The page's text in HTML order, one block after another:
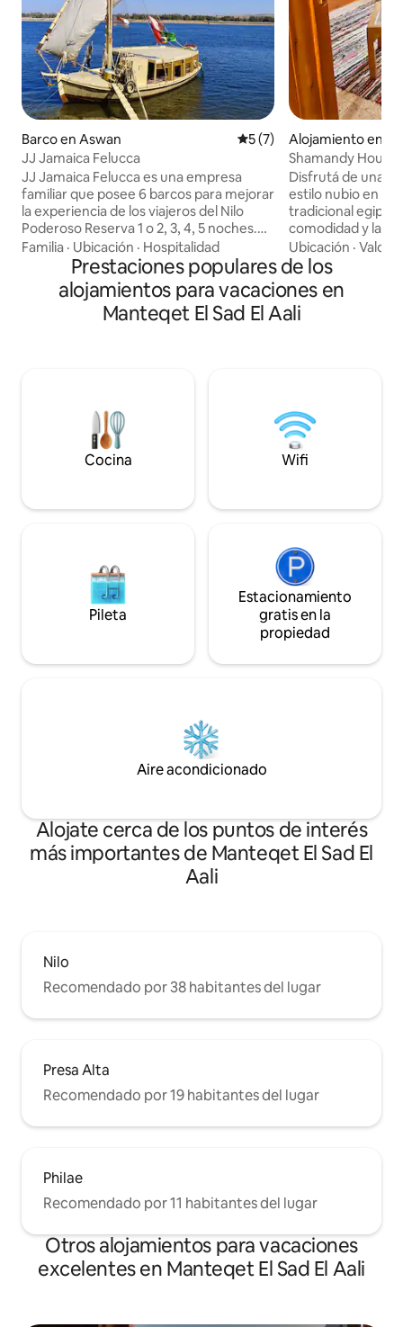
Barco en Aswan Calificación promedio: 5
5 (7)
JJ Jamaica Felucca
JJ Jamaica Felucca es una empresa
familiar que posee 6 barcos para mejorar
la experiencia de los viajeros del Nilo
Poderoso Reserva 1 o 2, 3, 4, 5 noches.
Itinerario: Día 1: Reúnete en KFC Aswan
a las 10:00 a. m. para comenzar a
navegar hasta el atardecer Día 2: Visita el
pueblo de Daraw (famoso por el
mercado de camellos todos los sábados,
ciudad de Esna Día 6: Disfruta tu
desayuno y desembarca el barco
Familia · Ubicación · Hospitalidad
Alojamiento en
halethah
Shamandy House
diferentes Asuán
Disfrutá de una
estilo nubio en
tradicional
comodidad y la
un departamento
diseñado con
ofrece a los
cultural genuina.
experiencia
huéspedes una
verdaderamente
Ubicación ·Valor
Prestaciones populares de los
alojamientos para vacaciones en
Manteqet El Sad El Aali
Cocina Wifi
Pileta
Estacionamiento
gratis en la
propiedad
Aire acondicionado
Alojate cerca de los puntos de interés
más importantes de Manteqet El Sad El
Aali
Nilo
Recomendado por 38 habitantes del lugar
Presa Alta
Recomendado por 19 habitantes del lugar
Philae
Recomendado por 11 habitantes del lugar
Otros alojamientos para vacaciones
excelentes en Manteqet El Sad El Aali